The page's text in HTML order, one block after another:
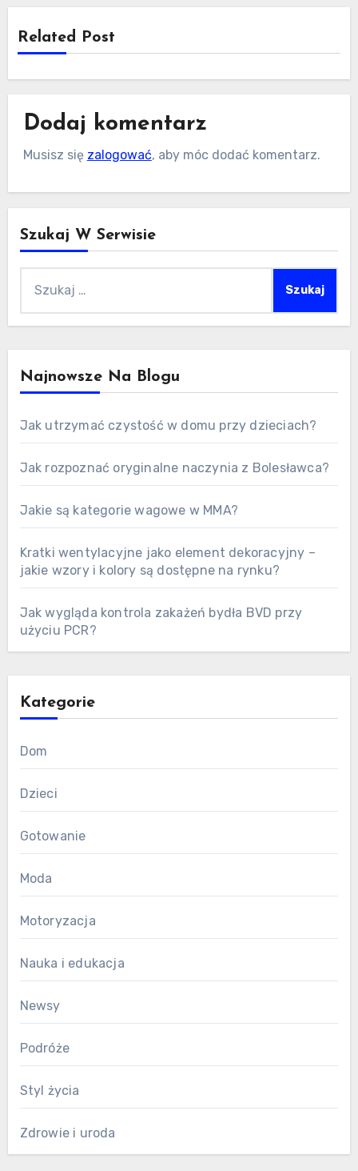
Related Post
Dodaj komentarz
Musisz się zalogować, aby móc dodać komentarz.
Szukaj W Serwisie
Najnowsze Na Blogu
Jak utrzymać czystość w domu przy dzieciach?
Jak rozpoznać oryginalne naczynia z Bolesławca?
Jakie są kategorie wagowe w MMA?
Kratki wentylacyjne jako element dekoracyjny –
jakie wzory i kolory są dostępne na rynku?
Jak wygląda kontrola zakażeń bydła BVD przy
użyciu PCR?
Kategorie
Dom
Dzieci
Gotowanie
Moda
Motoryzacja
Nauka i edukacja
Newsy
Podróże
Styl życia
Zdrowie i uroda